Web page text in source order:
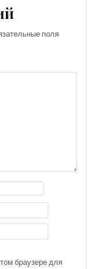
поля
браузере для